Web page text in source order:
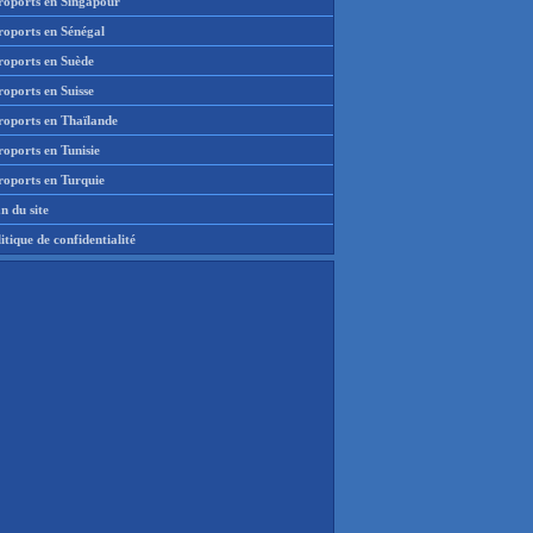
en Sénégal
en Suède
en Suisse
en Thaïlande
en Tunisie
en Turquie
du site
de confidentialité